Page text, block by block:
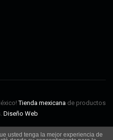
usted tenga la mejor experiencia de
Tienda mexicana de productos
Diseño Web
cookies Política de privacidad